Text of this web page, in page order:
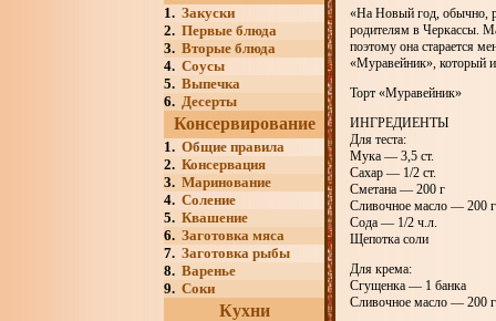
1. Закуски
2. Первые блюда
3. Вторые блюда
4. Соусы
5. Выпечка
6. Десерты
Консервирование
1. Общие правила
2. Консервация
3. Маринование
4. Соление
5. Квашение
6. Заготовка мяса
7. Заготовка рыбы
8. Варенье
9. Соки
Кухни
«На Новый год, обычно,
родителям в Черкассы.
поэтому она старается
«Муравейник», который
Торт «Муравейник»
ИНГРЕДИЕНТЫ
Для теста:
Мука — 3,5 ст.
Сахар — 1/2 ст.
Сметана — 200 г
Сливочное масло — 200 г
Сода — 1/2 ч.л.
Щепотка соли
Для крема:
Сгущенка — 1 банка
Сливочное масло — 200 г